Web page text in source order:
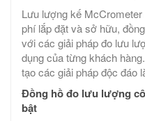
Lưu lượng kế
phí lắp đặt và sở hữu,
với các giải pháp đo lưu
dụng của từng khách
tạo các giải pháp độc đáo
Đồng hồ đo lưu lượng
bật